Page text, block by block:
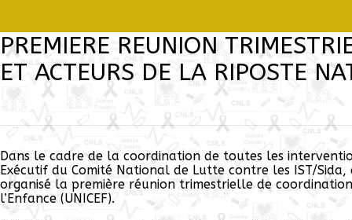
PREMIERE REUNION
ET ACTEURS DE LA RIPOSTE
Dans le cadre de la coordination de toutes les
Exécutif du Comité National de Lutte contre les IST/
organisé la première réunion trimestrielle de
l’Enfance (UNICEF).